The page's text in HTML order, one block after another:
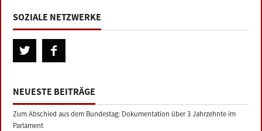
SOZIALE NETZWERKE
NEUESTE BEITRÄGE
Zum Abschied aus dem Bundestag: Dokumentation über 3 Jahrzehnte im
Parlament